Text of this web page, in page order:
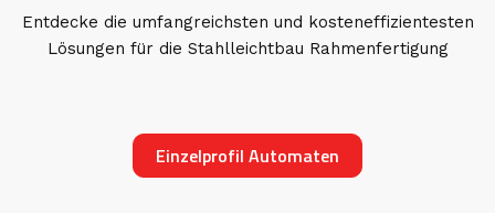
Entdecke die umfangreichsten und kosteneffizientesten
Lösungen für die Stahlleichtbau Rahmenfertigung
Einzelprofil Automaten